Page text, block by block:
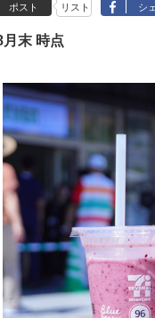
ポスト リスト シ
末 時点